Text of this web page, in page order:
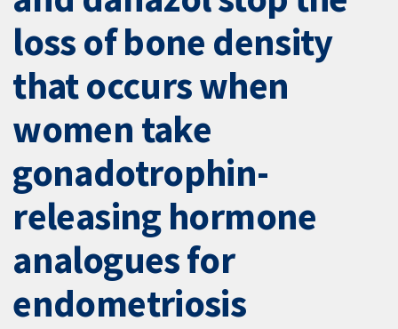
loss of bone density
that occurs when
women take
gonadotrophin-
releasing hormone
analogues for
endometriosis